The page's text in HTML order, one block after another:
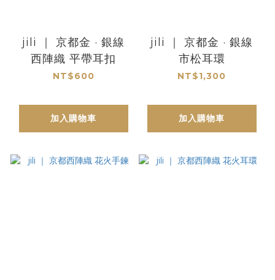
jili ｜ 京都金 · 銀線
西陣織 平帶耳扣
NT$600
加入購物車
jili ｜ 京都金 · 銀線
市松耳環
NT$1,300
加入購物車